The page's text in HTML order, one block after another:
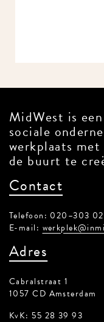
MidWest is een
sociale
werkplaats
de buurt te
Contact
Telefoon: 020–303
E-mail:
Adres
Cabralstraat 1
1057 CD Amsterdam
KvK: 55 28 39 93